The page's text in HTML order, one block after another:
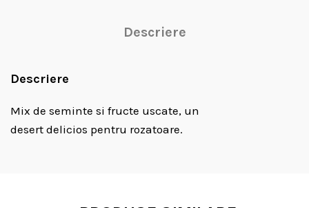
Descriere
Descriere
Mix de seminte si fructe uscate, un
desert delicios pentru rozatoare.